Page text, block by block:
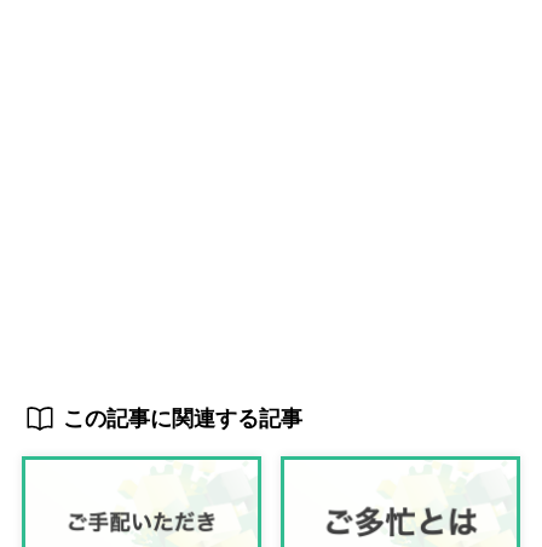
この記事に関連する記事